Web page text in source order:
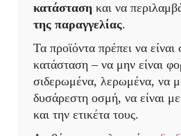
κατάστασηκαι να
της παραγγελίας.
Τα προϊόντα πρέπει να είναι
κατάσταση – να μην είναι
σιδερωμένα, λερωμένα, να
δυσάρεστη οσμή, να είναι
και την ετικέτα τους.